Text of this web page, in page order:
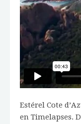
Estérel Cote
en Timelapses.